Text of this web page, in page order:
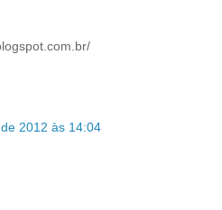
2012 às 14:04